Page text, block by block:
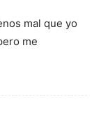
mal que yo
me